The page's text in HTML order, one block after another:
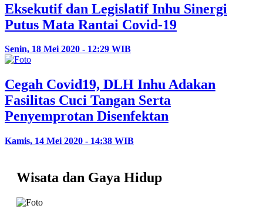
Eksekutif dan Legislatif Inhu Sinergi
Putus Mata Rantai Covid-19
Senin, 18 Mei 2020 - 12:29 WIB
Cegah Covid19, DLH Inhu Adakan
Fasilitas Cuci Tangan Serta
Penyemprotan Disenfektan
Kamis, 14 Mei 2020 - 14:38 WIB
Wisata dan Gaya Hidup